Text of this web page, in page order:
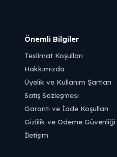
Önemli Bilgiler
Teslimat Koşulları
Hakkımızda
Üyelik ve Kullanım Şartları
Satış Sözleşmesi
Garanti ve İade Koşulları
Gizlilik ve Ödeme Güvenliği
İletişim